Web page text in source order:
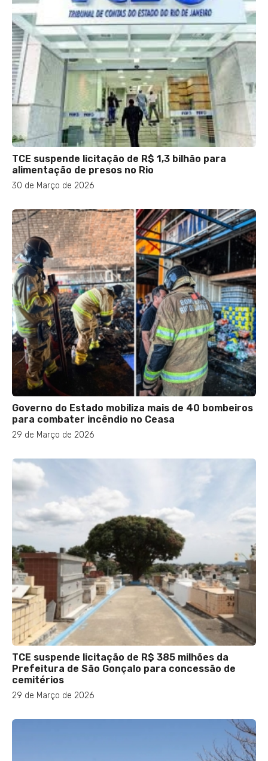
TCE suspende licitação de R$ 1,3 bilhão para
alimentação de presos no Rio
30 de Março de 2026
Governo do Estado mobiliza mais de 40 bombeiros
para combater incêndio no Ceasa
29 de Março de 2026
TCE suspende licitação de R$ 385 milhões da
Prefeitura de São Gonçalo para concessão de
cemitérios
29 de Março de 2026